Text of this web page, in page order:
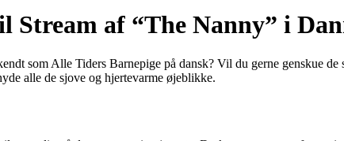
Stream af “The Nanny” i
som Alle Tiders Barnepige på dansk? Vil du gerne genskue
alle de sjove og hjertevarme øjeblikke.